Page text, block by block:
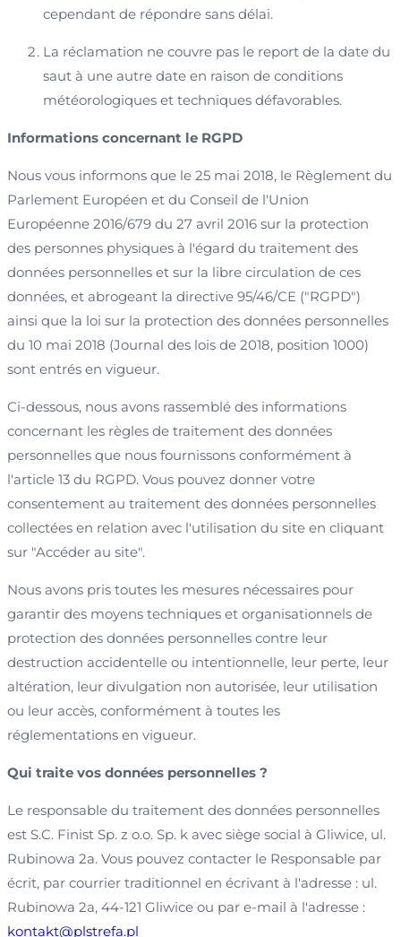
cependant de répondre sans délai.
La réclamation ne couvre pas le report de la date du
saut à une autre date en raison de conditions
météorologiques et techniques défavorables.
Informations concernant le RGPD
Nous vous informons que le 25 mai 2018, le Règlement du
Parlement Européen et du Conseil de l'Union
Européenne 2016/679 du 27 avril 2016 sur la protection
des personnes physiques à l'égard du traitement des
données personnelles et sur la libre circulation de ces
données, et abrogeant la directive 95/46/CE ("RGPD")
ainsi que la loi sur la protection des données personnelles
du 10 mai 2018 (Journal des lois de 2018, position 1000)
sont entrés en vigueur.
Ci-dessous, nous avons rassemblé des informations
concernant les règles de traitement des données
personnelles que nous fournissons conformément à
l'article 13 du RGPD. Vous pouvez donner votre
consentement au traitement des données personnelles
collectées en relation avec l'utilisation du site en cliquant
sur "Accéder au site".
Nous avons pris toutes les mesures nécessaires pour
garantir des moyens techniques et organisationnels de
protection des données personnelles contre leur
destruction accidentelle ou intentionnelle, leur perte, leur
altération, leur divulgation non autorisée, leur utilisation
ou leur accès, conformément à toutes les
réglementations en vigueur.
Qui traite vos données personnelles ?
Le responsable du traitement des données personnelles
est S.C. Finist Sp. z o.o. Sp. k avec siège social à Gliwice, ul.
Rubinowa 2a. Vous pouvez contacter le Responsable par
écrit, par courrier traditionnel en écrivant à l'adresse : ul.
Rubinowa 2a, 44-121 Gliwice ou par e-mail à l'adresse :
kontakt@plstrefa.pl